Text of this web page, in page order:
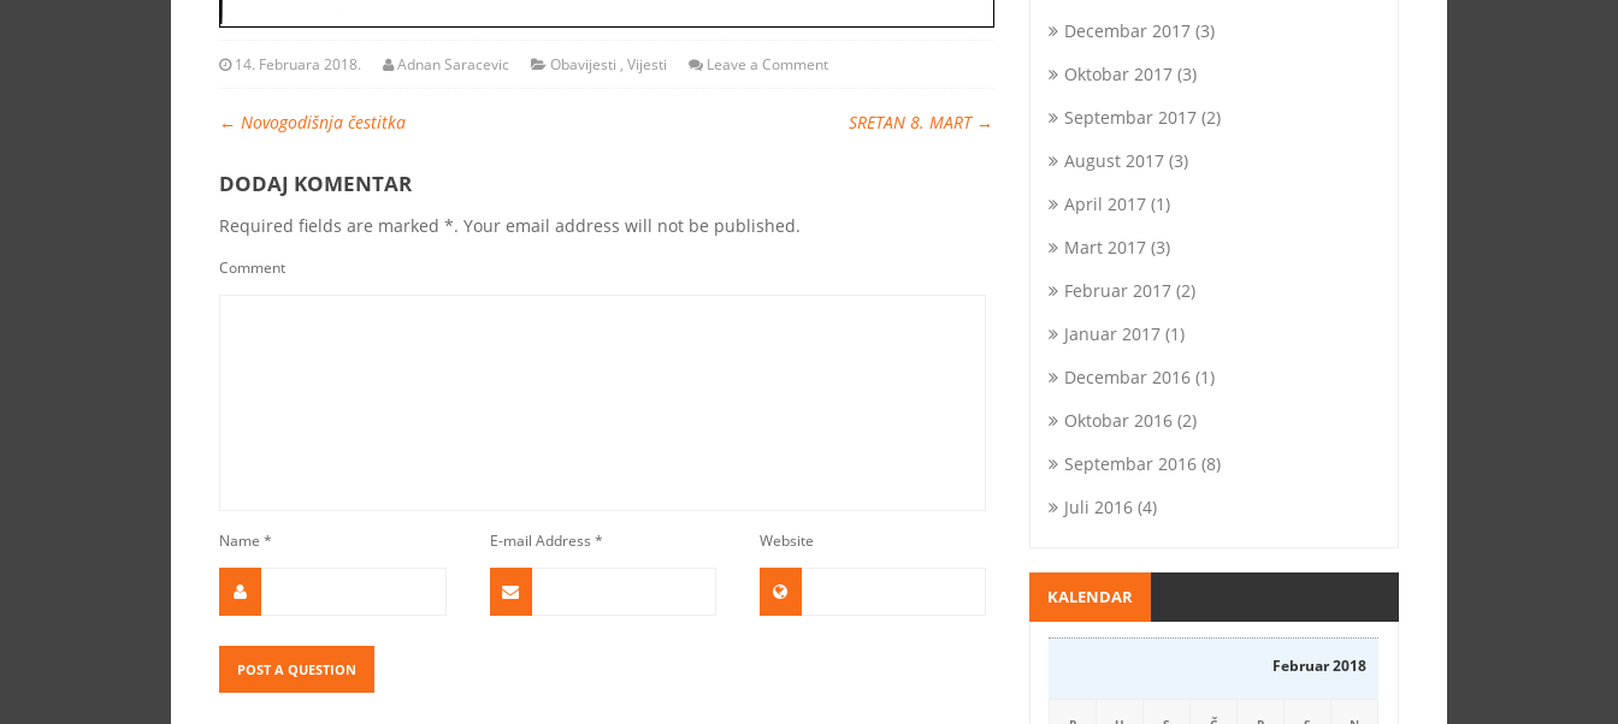
14. Februara 2018. Adnan Saracevic Obavijesti ,Vijesti Leave a Comment
← Novogodišnja čestitka SRETAN 8. MART →
DODAJ KOMENTAR
Required fields are marked *. Your email address will not be published.
Comment
Name* E-mail Address * Website
Decembar 2017 (3)
Oktobar 2017 (3)
Septembar 2017 (2)
August 2017 (3)
April 2017 (1)
Mart 2017 (3)
Februar 2017 (2)
Januar 2017 (1)
Decembar 2016 (1)
Oktobar 2016 (2)
Septembar 2016 (8)
Juli 2016 (4)
KALENDAR
Februar 2018